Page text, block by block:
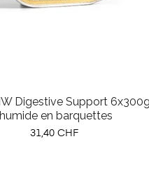
Digestive Support
humide en barquettes
Prix
31,40 CHF